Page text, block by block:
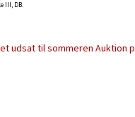
III, DB.
udsat til sommeren Auktion